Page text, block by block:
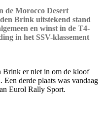
de Morocco Desert
Brink uitstekend stand
en winst in de T4-
in het SSV-klassement
Brink er niet in om de kloof
derde plaats was vandaag
Eurol Rally Sport.